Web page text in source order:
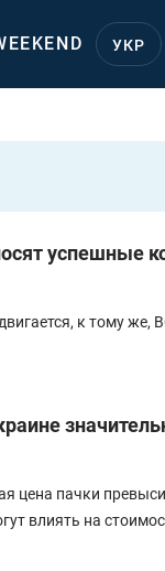
УКР
успешные
к тому же,
цена пачки
влиять на